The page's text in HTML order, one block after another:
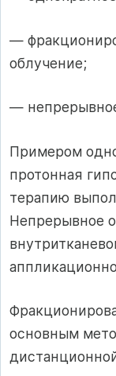
—
облучение;
—
Примером
протонная
терапию
Непрерывное
основным